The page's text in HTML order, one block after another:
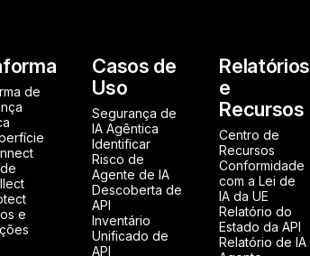
de
e
Casos de
Uso
Segurança de
IA Agêntica
Identificar
Risco de
Agente de IA
Descoberta de
API
Inventário
Unificado de
API
Relatórios
e
Recursos
Centro de
Recursos
Conformidade
com a Lei de
IA da UE
Relatório do
Estado da API
Relatório de IA